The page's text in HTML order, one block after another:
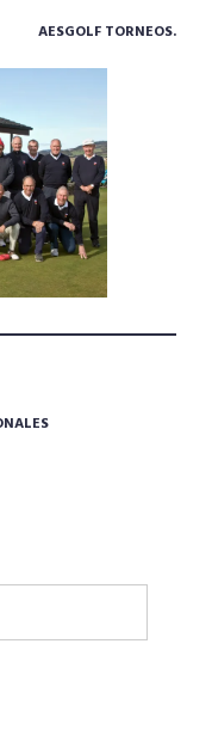
AESGOLF TORNEOS.